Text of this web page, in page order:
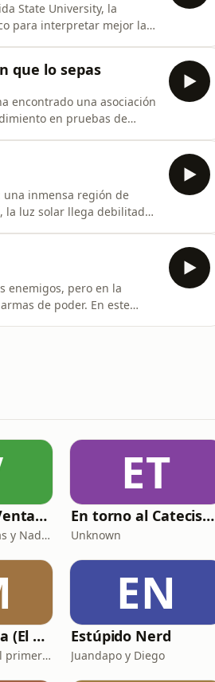
State University, la
para interpretar mejor las
que lo sepas
encontrado una asociación
en pruebas de
una inmensa región de
la luz solar llega debilitada.
enemigos, pero en la
de poder. En este
Copywriting, Ventas y Nada que perder
Copywriting, Ventas y Nada que Perder
ET
En torno al Catecismo
Unknown
Dalle Mio Nena (El primer podcast rural de España)
Dalle Mio Nena - El primer podcast rural de España
EN
Estúpido Nerd
Juandapo y Diego